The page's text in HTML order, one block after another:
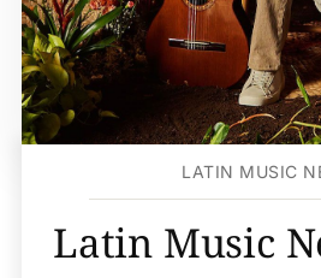
LATIN MUSIC
Latin Music